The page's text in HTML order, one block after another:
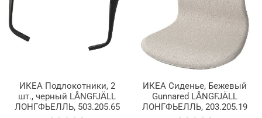
ИКЕА Подлокотники, 2
шт., черный LÅNGFJÄLL
ЛОНГФЬЕЛЛЬ, 503.205.65
ИКЕА Сиденье, Бежевый
Gunnared LÅNGFJÄLL
ЛОНГФЬЕЛЛЬ, 203.205.19